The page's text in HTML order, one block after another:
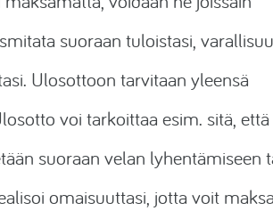
suoraan tuloistasi,
Ulosottoon tarvitaan yleensä
voi tarkoittaa esim. sitä, että
suoraan velan lyhentämiseen
omaisuuttasi, jotta voit